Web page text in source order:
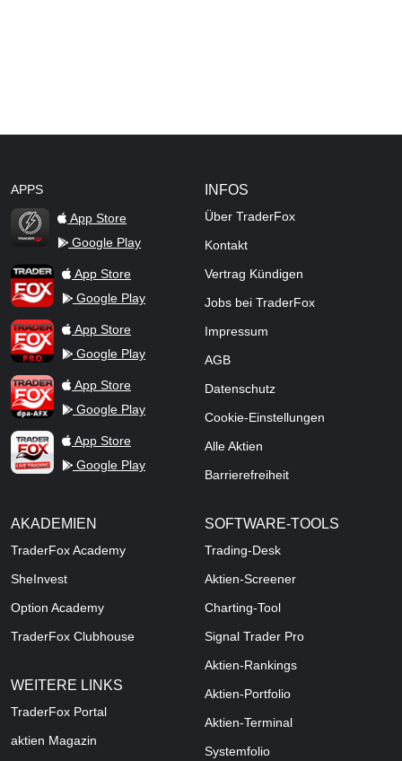
APPS
TraderFox Flash
App Store
Google Play
TraderFox AppApp Store
Google Play
TraderFox ProApp Store
Google Play
TraderFox dpa-AFX ProFeed
App Store
Google Play
TraderFox Live Trading
App Store
Google Play
INFOS
Über TraderFox
Kontakt
Vertrag Kündigen
Jobs bei TraderFox
Impressum
AGB
Datenschutz
Cookie-Einstellungen
Alle Aktien
Barrierefreiheit
AKADEMIEN
TraderFox Academy
SheInvest
Option Academy
TraderFox Clubhouse
WEITERE LINKS
TraderFox Portal
aktien Magazin
SOFTWARE-TOOLS
Trading-Desk
Aktien-Screener
Charting-Tool
Signal Trader Pro
Aktien-Rankings
Aktien-Portfolio
Aktien-Terminal
Systemfolio